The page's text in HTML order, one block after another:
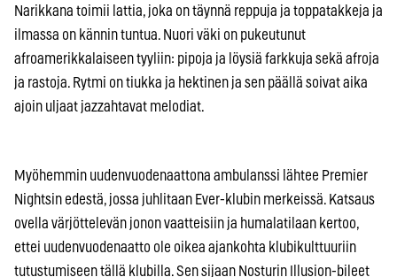
Narikkana toimii lattia, joka on täynnä reppuja ja toppatakkeja ja
ilmassa on kännin tuntua. Nuori väki on pukeutunut
afroamerikkalaiseen tyyliin: pipoja ja löysiä farkkuja sekä afroja
ja rastoja. Rytmi on tiukka ja hektinen ja sen päällä soivat aika
ajoin uljaat jazzahtavat melodiat.
Myöhemmin uudenvuodenaattona ambulanssi lähtee Premier
Nightsin edestä, jossa juhlitaan Ever-klubin merkeissä. Katsaus
ovella värjöttelevän jonon vaatteisiin ja humalatilaan kertoo,
ettei uudenvuodenaatto ole oikea ajankohta klubikulttuuriin
tutustumiseen tällä klubilla. Sen sijaan Nosturin Illusion-bileet